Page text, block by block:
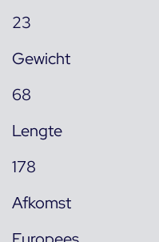
23
Gewicht
68
Lengte
178
Afkomst